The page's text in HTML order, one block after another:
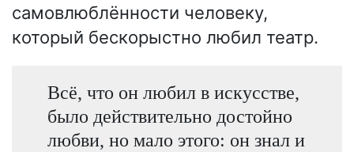
самовлюблённости человеку,
который бескорыстно любил театр.
Всё, что он любил в искусстве,
было действительно достойно
любви, но мало этого: он знал и